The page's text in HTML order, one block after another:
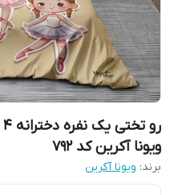
ویونا آکرین کد 792
برند: ویونا آکرین